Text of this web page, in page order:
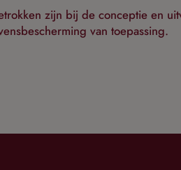
zijn bij de conceptie en
van toepassing.